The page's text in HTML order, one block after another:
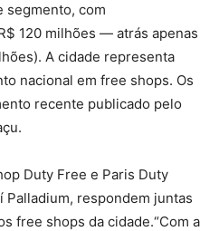
segmento, com
120 milhões — atrás apenas
A cidade representa
nacional em free shops. Os
recente publicado pelo
Duty Free e Paris Duty
Palladium, respondem juntas
free shops da cidade.“Com a